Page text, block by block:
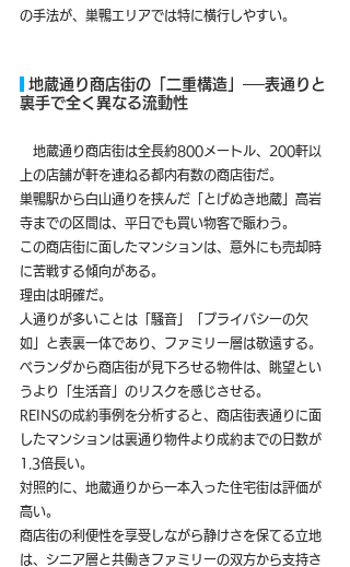
の手法が、巣鴨エリアでは特に横行しやすい。
地蔵通り商店街の「二重構造」──表通りと
裏手で全く異なる流動性
地蔵通り商店街は全長約800メートル、200軒以
上の店舗が軒を連ねる都内有数の商店街だ。
巣鴨駅から白山通りを挟んだ「とげぬき地蔵」高岩
寺までの区間は、平日でも買い物客で賑わう。
この商店街に面したマンションは、意外にも売却時
に苦戦する傾向がある。
理由は明確だ。
人通りが多いことは「騒音」「プライバシーの欠
如」と表裏一体であり、ファミリー層は敬遠する。
ベランダから商店街が見下ろせる物件は、眺望とい
うより「生活音」のリスクを感じさせる。
REINSの成約事例を分析すると、商店街表通りに面
したマンションは裏通り物件より成約までの日数が
1.3倍長い。
対照的に、地蔵通りから一本入った住宅街は評価が
高い。
商店街の利便性を享受しながら静けさを保てる立地
は、シニア層と共働きファミリーの双方から支持さ